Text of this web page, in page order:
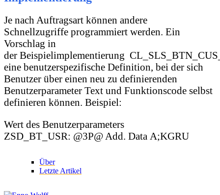
Je nach Auftragsart können andere
Schnellzugriffe programmiert werden. Ein
Vorschlag in
der Beispielimplementierung
eine benutzerspezifische Definition, bei der sich
Benutzer über einen neu zu definierenden
Benutzerparameter Text und Funktionscode selbst
definieren können. Beispiel:
Wert des Benutzerparameters
ZSD_BT_USR: @3P@ Add. Data A;KGRU
Über
Letzte Artikel